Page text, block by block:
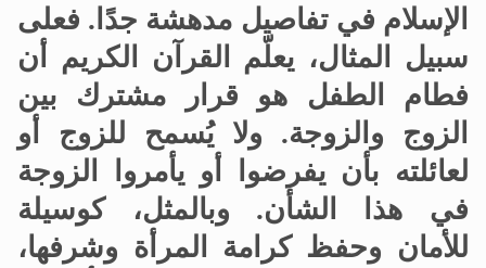
الإسلام في تفاصيل مدهشة جدًا. فعلى
سبيل المثال، يعلّم القرآن الكريم أن
فطام الطفل هو قرار مشترك بين
الزوج والزوجة.
ولا يُسمح للزوج أو
لعائلته بأن يفرضوا أو يأمروا الزوجة
في هذا الشأن.
وبالمثل، كوسيلة
للأمان وحفظ كرامة المرأة وشرفها،